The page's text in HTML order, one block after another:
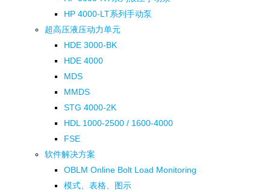
HP 4000-LT系列手动泵
超高压液压动力单元
HDE 3000-BK
HDE 4000
MDS
MMDS
STG 4000-2K
HDL 1000-2500 / 1600-4000
FSE
软件解决方案
OBLM Online Bolt Load Monitoring
模式、表格、图示